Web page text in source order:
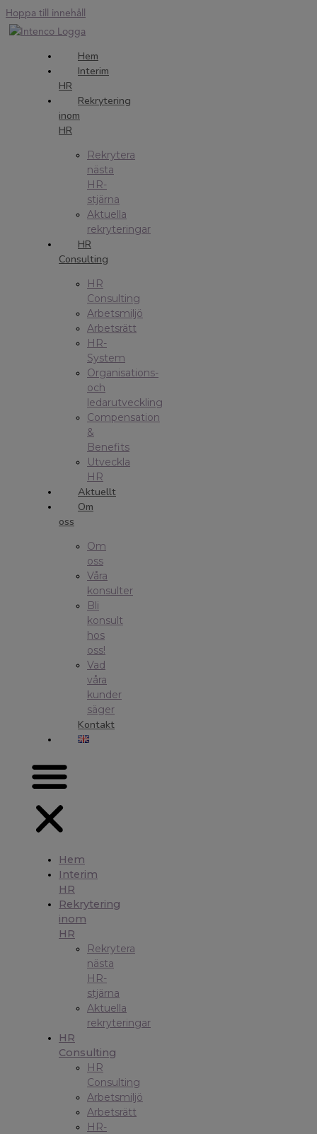
Hoppa till innehåll
Hem
Interim
HR
Rekrytering
inom
HR
Rekrytera
nästa
HR-
stjärna
Aktuella
rekryteringar
HR
Consulting
HR
Consulting
Arbetsmiljö
Arbetsrätt
HR-
System
Organisations-
och
ledarutveckling
Compensation
&
Benefits
Utveckla
HR
Aktuellt
Om
oss
Om
oss
Våra
konsulter
Bli
konsult
hos
oss!
Vad
våra
kunder
säger
Kontakt
Hem
Interim
HR
Rekrytering
inom
HR
Rekrytera
nästa
HR-
stjärna
Aktuella
rekryteringar
HR
Consulting
HR
Consulting
Arbetsmiljö
Arbetsrätt
HR-